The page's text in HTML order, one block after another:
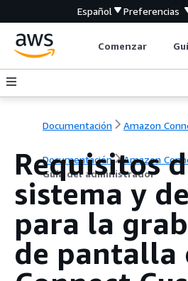
Español Preferencias
Comenzar
Documentación Amazon
Documentación
Amazon
Guía del administrador
Requisitos
sistema y
para la
de pantalla